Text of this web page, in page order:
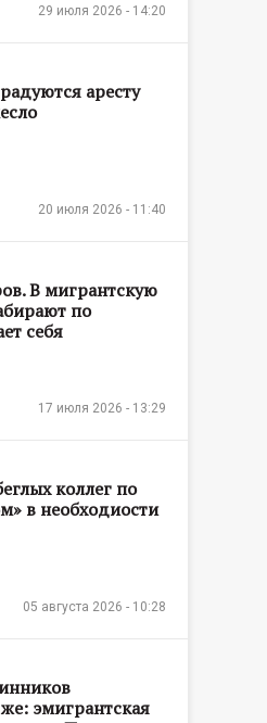
29 июля 2026 - 14:20
аресту
20 июля 2026 - 11:40
В мигрантскую
по
себя
17 июля 2026 - 13:29
коллег по
в необходиости
05 августа 2026 - 10:28
эмигрантская